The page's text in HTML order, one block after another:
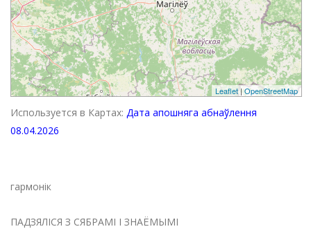
Leaflet| OpenStreetMap
Используется в Картах: Дата апошняга абнаўлення
08.04.2026
гармонік
ПАДЗЯЛІСЯ З СЯБРАМІ І ЗНАЁМЫМІ